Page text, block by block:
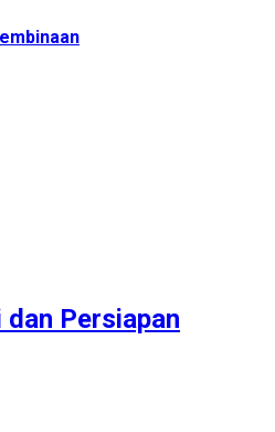
Persiapan